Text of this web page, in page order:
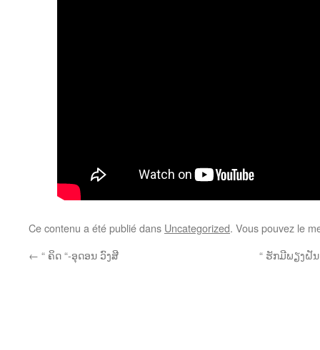
Ce contenu a été publié dans Uncategorized. Vous pouvez le
← “ ຄິດ “-ອຸດອນ ວົງສີ “ ຮັກມີພຽງຝັ